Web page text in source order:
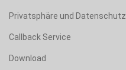
Privatsphäre und Datenschutz
Callback Service
Download